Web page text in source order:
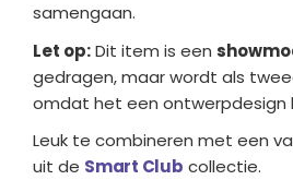
samengaan.
Let op:Dit item is een
gedragen, maar wordt als
omdat het een ontwerpdesign
Leuk te combineren met een
uit de Smart Club collectie.